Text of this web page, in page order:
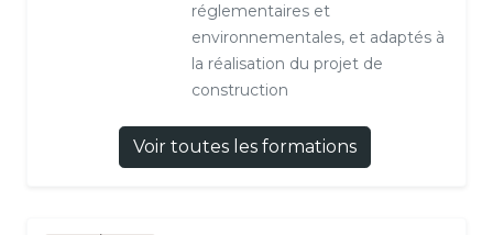
réglementaires et
environnementales, et adaptés à
la réalisation du projet de
construction
Voir toutes les formations